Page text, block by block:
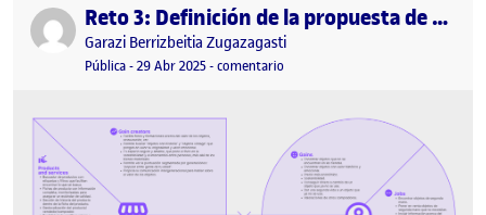
Publicado por Reto 3: Definición de la propuesta de valor (VPC)
Publicado por
Garazi Berrizbeitia Zugazagasti
Visibilidad:
Pública-Fecha de publicación
29 Abr 202529 abril, 2025 2:00 pm
-comentario